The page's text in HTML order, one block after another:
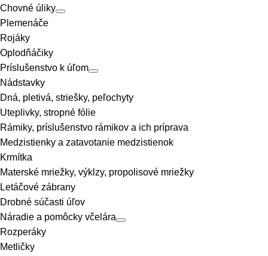
Chovné úliky
Plemenáče
Rojáky
Oplodňáčiky
Príslušenstvo k úľom
Nádstavky
Dná, pletivá, striešky, peľochyty
Uteplivky, stropné fólie
Rámiky, príslušenstvo rámikov a ich príprava
Medzistienky a zatavotanie medzistienok
Krmítka
Materské mriežky, výklzy, propolisové mriežky
Letáčové zábrany
Drobné súčasti úľov
Náradie a pomôcky včelára
Rozperáky
Metličky